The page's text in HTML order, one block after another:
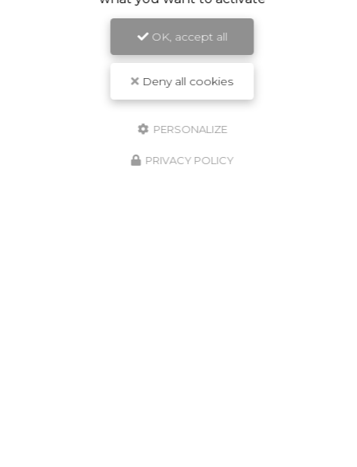
OK, accept all
Deny all cookies
PERSONALIZE
PRIVACY POLICY